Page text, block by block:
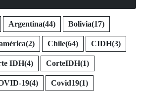
Argentina(44) Bolivia(17)
(2) Chile(64) CIDH(3)
IDH(4) CorteIDH(1)
19(4) Covid19(1)